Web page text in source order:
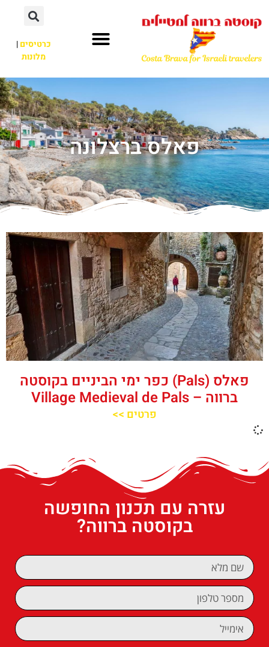
כרטיסים|
מלונות
פאלס ברצלונה
פאלס (Pals) כפר ימי הביניים בקוסטה
ברווה – ‪‪Village Medieval de Pals‬‬
פרטים >>
עזרה עם תכנון החופשה
בקוסטה ברווה?